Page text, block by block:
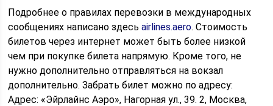
Подробнее о правилах перевозки в международных
сообщениях написано здесьairlines.aero. Стоимость
билетов через интернет может быть более низкой
чем при покупке билета напрямую. Кроме того, не
нужно дополнительно отправляться на вокзал
дополнительно. Забрать билет можно по адресу:
Адрес: «Эйрлайнс Аэро», Нагорная ул., 39. 2, Москва,